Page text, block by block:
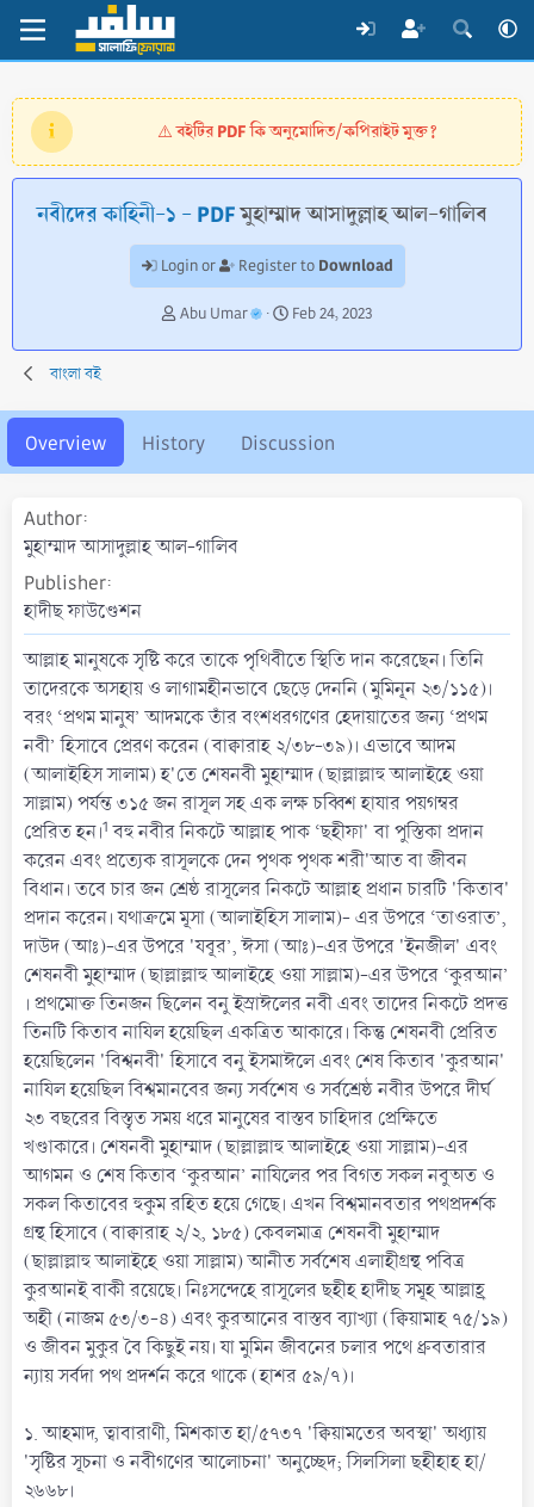
⚠️বইটির PDF কি অনুমোদিত/কপিরাইট মুক্ত?
নবীদের কাহিনী-১ - PDFমুহাম্মাদ আসাদুল্লাহ আল-গালিব
Login or Register to Download
A
t
Abu Umar
C
e
o
n
Feb 24, 2023
বাংলা বই
Overview History Discussion
Author
মুহাম্মাদ আসাদুল্লাহ আল-গালিব
Publisher
হাদীছ ফাউণ্ডেশন
আল্লাহ মানুষকে সৃষ্টি করে তাকে পৃথিবীতে স্থিতি দান করেছেন। তিনি
তাদেরকে অসহায় ও লাগামহীনভাবে ছেড়ে দেননি (মুমিনূন ২৩/১১৫)।
বরং ‘প্রথম মানুষ’ আদমকে তাঁর বংশধরগণের হেদায়াতের জন্য ‘প্রথম
নবী’ হিসাবে প্রেরণ করেন (বাক্বারাহ ২/৩৮-৩৯)। এভাবে আদম
(আলাইহিস সালাম) হ'তে শেষনবী মুহাম্মাদ (ছাল্লাল্লাহু আলাইহে ওয়া
সাল্লাম) পর্যন্ত ৩১৫ জন রাসূল সহ এক লক্ষ চব্বিশ হাযার পয়গম্বর
প্রেরিত হন।1 বহু নবীর নিকটে আল্লাহ পাক ‘ছহীফা' বা পুস্তিকা প্রদান
করেন এবং প্রত্যেক রাসূলকে দেন পৃথক পৃথক শরী'আত বা জীবন
বিধান। তবে চার জন শ্রেষ্ঠ রাসূলের নিকটে আল্লাহ প্রধান চারটি 'কিতাব'
প্রদান করেন। যথাক্রমে মূসা (আলাইহিস সালাম)- এর উপরে ‘তাওরাত’,
দাউদ (আঃ)-এর উপরে 'যবূর’, ঈসা (আঃ)-এর উপরে 'ইনজীল' এবং
শেষনবী মুহাম্মাদ (ছাল্লাল্লাহু আলাইহে ওয়া সাল্লাম)-এর উপরে ‘কুরআন’
। প্রথমোক্ত তিনজন ছিলেন বনু ইস্রাঈলের নবী এবং তাদের নিকটে প্রদত্ত
তিনটি কিতাব নাযিল হয়েছিল একত্রিত আকারে। কিন্তু শেষনবী প্রেরিত
হয়েছিলেন 'বিশ্বনবী' হিসাবে বনু ইসমাঈলে এবং শেষ কিতাব 'কুরআন'
নাযিল হয়েছিল বিশ্বমানবের জন্য সর্বশেষ ও সর্বশ্রেষ্ঠ নবীর উপরে দীর্ঘ
২৩ বছরের বিস্তৃত সময় ধরে মানুষের বাস্তব চাহিদার প্রেক্ষিতে
খণ্ডাকারে। শেষনবী মুহাম্মাদ (ছাল্লাল্লাহু আলাইহে ওয়া সাল্লাম)-এর
আগমন ও শেষ কিতাব ‘কুরআন’ নাযিলের পর বিগত সকল নবুঅত ও
সকল কিতাবের হুকুম রহিত হয়ে গেছে। এখন বিশ্বমানবতার পথপ্রদর্শক
গ্রন্থ হিসাবে (বাক্বারাহ ২/২, ১৮৫) কেবলমাত্র শেষনবী মুহাম্মাদ
(ছাল্লাল্লাহু আলাইহে ওয়া সাল্লাম) আনীত সর্বশেষ এলাহীগ্রন্থ পবিত্র
কুরআনই বাকী রয়েছে। নিঃসন্দেহে রাসূলের ছহীহ হাদীছ সমূহ আল্লাহ্র
অহী (নাজম ৫৩/৩-৪) এবং কুরআনের বাস্তব ব্যাখ্যা (ক্বিয়ামাহ ৭৫/১৯)
ও জীবন মুকুর বৈ কিছুই নয়। যা মুমিন জীবনের চলার পথে ধ্রুবতারার
ন্যায় সর্বদা পথ প্রদর্শন করে থাকে (হাশর ৫৯/৭)।
১. আহমাদ, ত্বাবারাণী, মিশকাত হা/৫৭৩৭ 'ক্বিয়ামতের অবস্থা' অধ্যায়
'সৃষ্টির সূচনা ও নবীগণের আলোচনা' অনুচ্ছেদ; সিলসিলা ছহীহাহ হা/
২৬৬৮।